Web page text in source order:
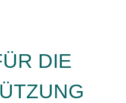
DIE